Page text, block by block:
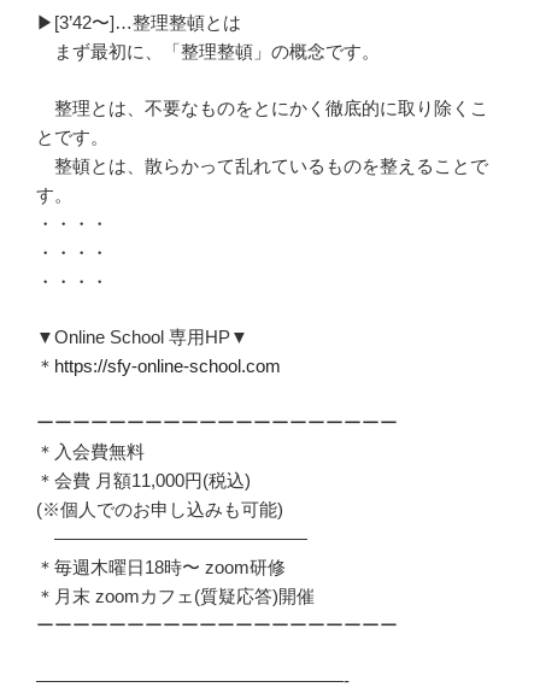
▶︎[3’42〜]…整理整頓とは
まず最初に、「整理整頓」の概念です。
整理とは、不要なものをとにかく徹底的に取り除くこ
とです。
整頓とは、散らかって乱れているものを整えることで
す。
・・・・
・・・・
・・・・
▼Online School 専用HP▼
＊ https://sfy-online-school.com
ーーーーーーーーーーーーーーーーーーーー
＊入会費無料
＊会費 月額11,000円(税込)
(※個人でのお申し込みも可能)
——————————————
＊毎週木曜日18時〜 zoom研修
＊月末 zoomカフェ(質疑応答)開催
ーーーーーーーーーーーーーーーーーーーー
—————————————————-